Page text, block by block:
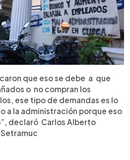
que eso se debe a que
o no compran los
ese tipo de demandas es lo
a la administración porque eso
declaró Carlos Alberto